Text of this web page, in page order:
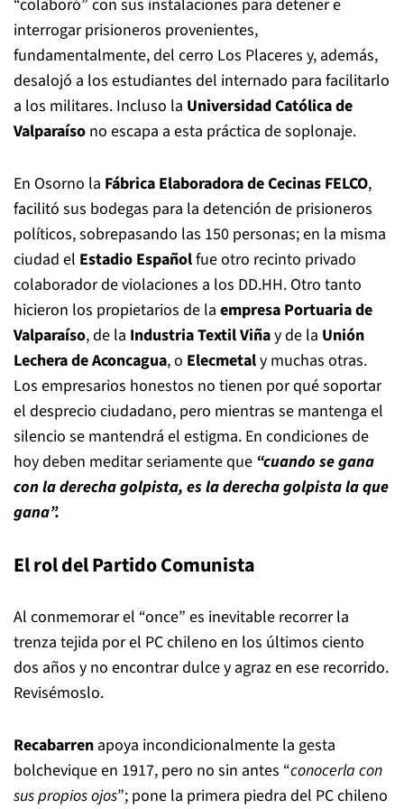
“colaboró” con sus instalaciones para detener e
interrogar prisioneros provenientes,
fundamentalmente, del cerro Los Placeres y, además,
desalojó a los estudiantes del internado para facilitarlo
a los militares. Incluso la Universidad Católica de
Valparaíso no escapa a esta práctica de soplonaje.
En Osorno la Fábrica Elaboradora de Cecinas FELCO,
facilitó sus bodegas para la detención de prisioneros
políticos, sobrepasando las 150 personas; en la misma
ciudad el Estadio Españolfue otro recinto privado
colaborador de violaciones a los DD.HH. Otro tanto
hicieron los propietarios de la empresa Portuaria de
Valparaíso, de la Industria Textil Viñay de la Unión
Lechera de Aconcagua, o Elecmetaly muchas otras.
Los empresarios honestos no tienen por qué soportar
el desprecio ciudadano, pero mientras se mantenga el
silencio se mantendrá el estigma. En condiciones de
hoy deben meditar seriamente que “cuando se gana
con la derecha golpista, es la derecha golpista la que
gana”.
El rol del Partido Comunista
Al conmemorar el “once” es inevitable recorrer la
trenza tejida por el PC chileno en los últimos ciento
dos años y no encontrar dulce y agraz en ese recorrido.
Revisémoslo.
Recabarren apoya incondicionalmente la gesta
bolchevique en 1917, pero no sin antes “conocerla con
sus propios ojos”; pone la primera piedra del PC chileno